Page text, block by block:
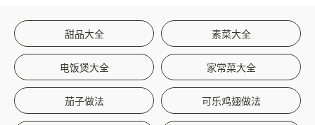
甜品大全 素菜大全
电饭煲大全 家常菜大全
茄子做法 可乐鸡翅做法